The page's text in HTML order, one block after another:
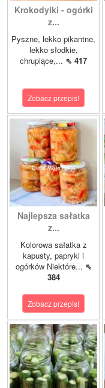
Krokodylki - ogórki
z...
Pyszne, lekko pikantne,
lekko słodkie,
chrupiące,... ⇖ 417
Zobacz przepis!
Najlepsza sałatka
z...
Kolorowa sałatka z
kapusty, papryki i
ogórków Niektóre... ⇖
384
Zobacz przepis!